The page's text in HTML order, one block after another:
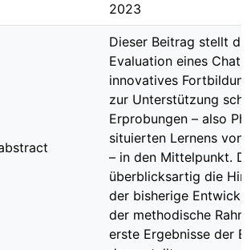
2023
Dieser Beitrag stellt
Evaluation eines
innovatives
zur Unterstützung
Erprobungen – also
situierten Lernens von
– in den Mittelpunkt.
überblicksartig die
der bisherige
der methodische
erste Ergebnisse der